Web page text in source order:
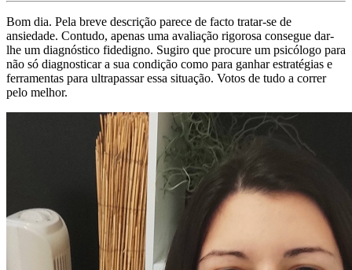
Bom dia. Pela breve descrição parece de facto tratar-se de
ansiedade. Contudo, apenas uma avaliação rigorosa consegue dar-
lhe um diagnóstico fidedigno. Sugiro que procure um psicólogo para
não só diagnosticar a sua condição como para ganhar estratégias e
ferramentas para ultrapassar essa situação. Votos de tudo a correr
pelo melhor.